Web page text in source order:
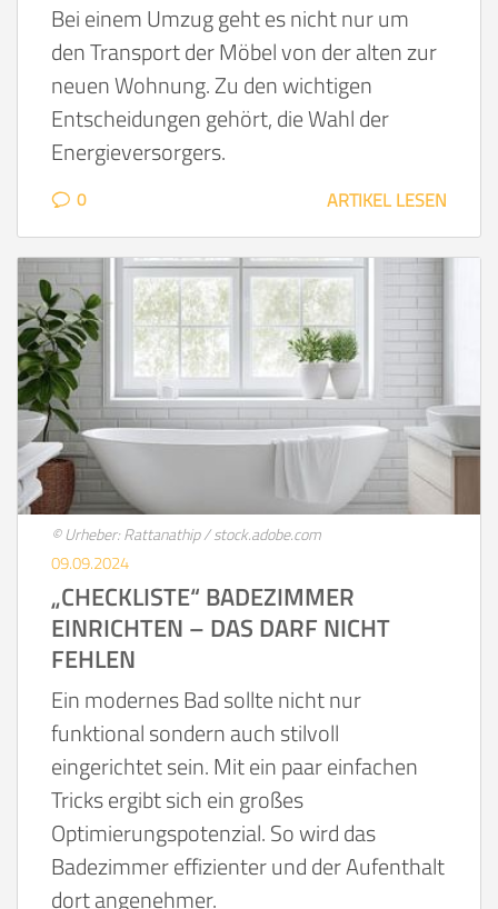
Bei einem Umzug geht es nicht nur um
den Transport der Möbel von der alten zur
neuen Wohnung. Zu den wichtigen
Entscheidungen gehört, die Wahl der
Energieversorgers.
ARTIKEL LESEN
0
© Urheber: Rattanathip / stock.adobe.com
09.09.2024
„CHECKLISTE“ BADEZIMMER
EINRICHTEN – DAS DARF NICHT
FEHLEN
Ein modernes Bad sollte nicht nur
funktional sondern auch stilvoll
eingerichtet sein. Mit ein paar einfachen
Tricks ergibt sich ein großes
Optimierungspotenzial. So wird das
Badezimmer effizienter und der Aufenthalt
dort angenehmer.